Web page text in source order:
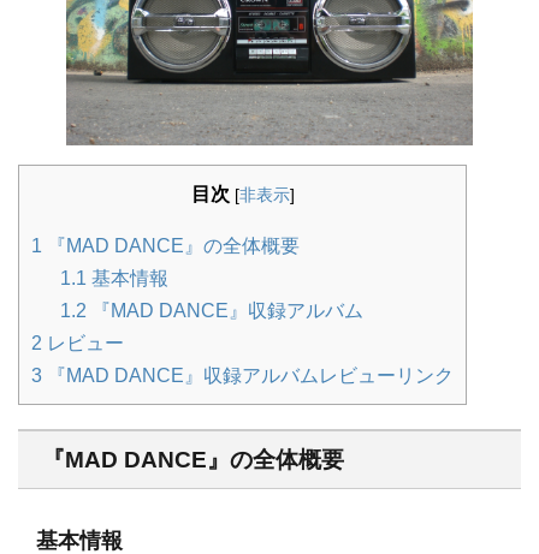
目次 [非表示]
1 『MAD DANCE』の全体概要
1.1 基本情報
1.2 『MAD DANCE』収録アルバム
2 レビュー
3 『MAD DANCE』収録アルバムレビューリンク
『MAD DANCE』の全体概要
基本情報